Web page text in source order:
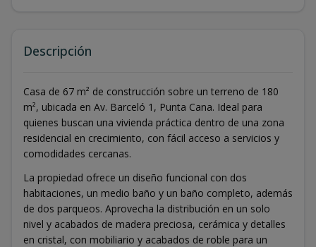
Descripción
Casa de 67 m² de construcción sobre un terreno de 180
m², ubicada en Av. Barceló 1, Punta Cana. Ideal para
quienes buscan una vivienda práctica dentro de una zona
residencial en crecimiento, con fácil acceso a servicios y
comodidades cercanas.
La propiedad ofrece un diseño funcional con dos
habitaciones, un medio baño y un baño completo, además
de dos parqueos. Aprovecha la distribución en un solo
nivel y acabados de madera preciosa, cerámica y detalles
en cristal, con mobiliario y acabados de roble para un